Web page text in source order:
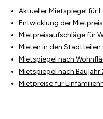
Aktueller Mietspiegel für
Entwicklung der
Mietpreisaufschläge für
Mieten in den Stadtteilen
Mietspiegel nach
Mietspiegel nach Baujahr
Mietpreise für